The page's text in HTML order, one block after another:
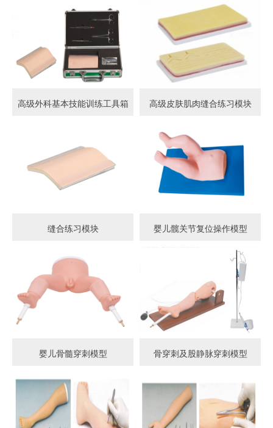
高级外科基本技能训练工具箱 高级皮肤肌肉缝合练习模块
缝合练习模块 婴儿髋关节复位操作模型
婴儿骨髓穿刺模型 骨穿刺及股静脉穿刺模型